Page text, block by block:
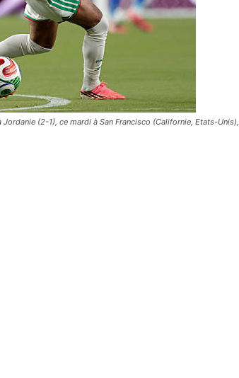
(2-1), ce mardi à San Francisco (Californie, Etats-Unis),